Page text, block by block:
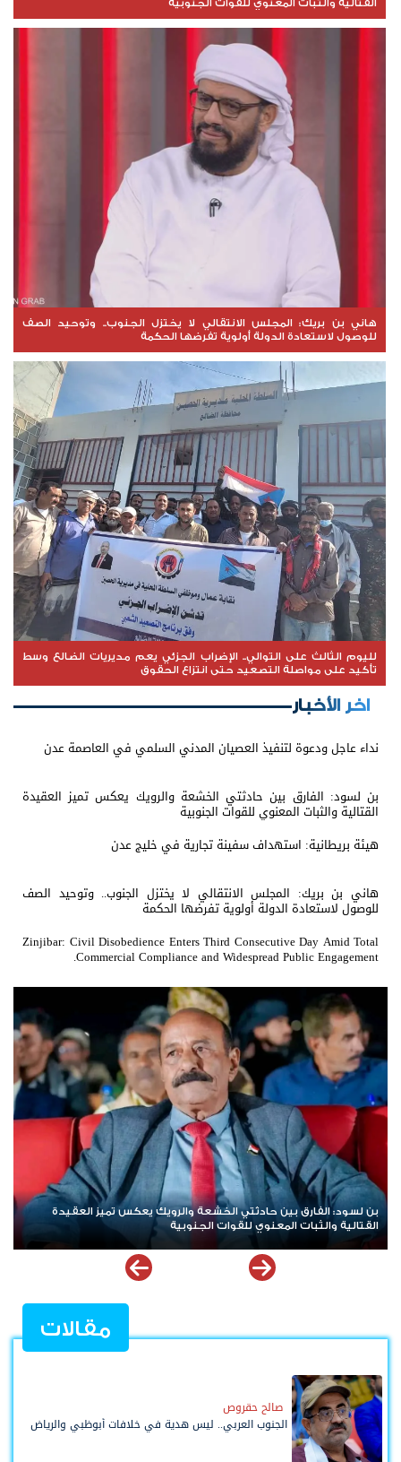
القتالية والثبات المعنوي للقوات الجنوبية
هاني بن بريك: المجلس الانتقالي لا يختزل الجنوب.. وتوحيد الصف
للوصول لاستعادة الدولة أولوية تفرضها الحكمة
لليوم الثالث على التوالي.. الإضراب الجزئي يعم مديريات الضالع وسط
تأكيد على مواصلة التصعيد حتى انتزاع الحقوق
اخر الأخبار
نداء عاجل ودعوة لتنفيذ العصيان المدني السلمي في العاصمة عدن
بن لسود: الفارق بين حادثتي الخشعة والرويك يعكس تميز العقيدة
القتالية والثبات المعنوي للقوات الجنوبية
هيئة بريطانية: استهداف سفينة تجارية في خليج عدن
هاني بن بريك: المجلس الانتقالي لا يختزل الجنوب.. وتوحيد الصف
للوصول لاستعادة الدولة أولوية تفرضها الحكمة
Zinjibar: Civil Disobedience Enters Third Consecutive Day Amid Total
Commercial Compliance and Widespread Public Engagement.
هاني بن بريك: المجلس الانتقالي لا يختزل الجنوب.. وتوحيد الصف
للوصول لاستعادة الدولة أولوية تفرضها الحكمة
مقالات
صالح حقروص
الجنوب العربي.. ليس هدية في خلافات أبوظبي والرياض